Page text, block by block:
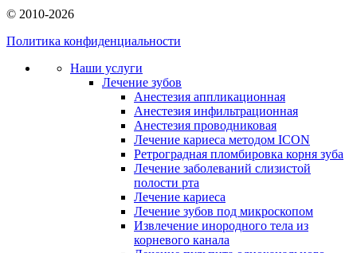
© 2010-2026
Политика конфиденциальности
Наши услуги
Лечение зубов
Анестезия аппликационная
Анестезия инфильтрационная
Анестезия проводниковая
Лечение кариеса методом ICON
Ретроградная пломбировка корня зуба
Лечение заболеваний слизистой
полости рта
Лечение кариеса
Лечение зубов под микроскопом
Извлечение инородного тела из
корневого канала